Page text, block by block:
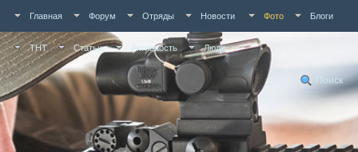
Главная Форум Отряды Новости Фото Блоги
ТНТ Статьи Активность Люди
Поиск